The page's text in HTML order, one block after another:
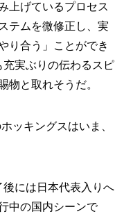
上げているプロセス
テムを微修正し、実
り合う」ことができ
実ぶりの伝わるスピ
物と取れそうだ。
ッキングスはいま、
には日本代表入りへ
中の国内シーンで